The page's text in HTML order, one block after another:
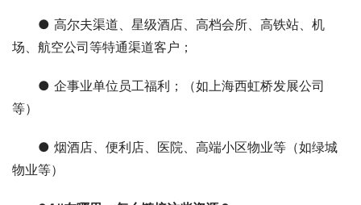
● 高尔夫渠道、星级酒店、高档会所、高铁站、机
场、航空公司等特通渠道客户；
● 企事业单位员工福利；（如上海西虹桥发展公司
等）
● 烟酒店、便利店、医院、高端小区物业等（如绿城
物业等）